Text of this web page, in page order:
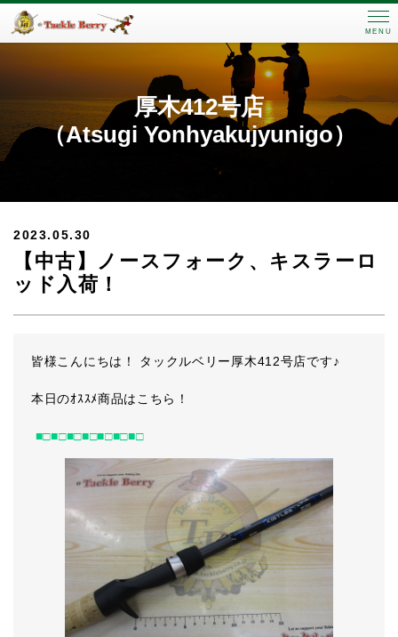
MENU
厚木412号店
（Atsugi Yonhyakujyunigo）
2023.05.30
【中古】ノースフォーク、キスラーロ
ッド入荷！
皆様こんにちは！ タックルベリー厚木412号店です♪
本日のｵｽｽﾒ商品はこちら！
■□■□■□■□■□■□■□